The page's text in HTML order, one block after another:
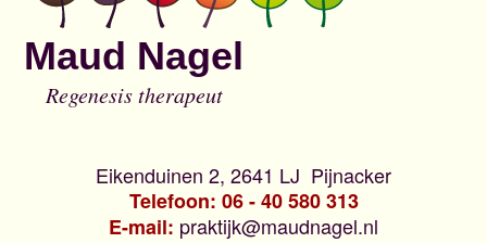
Maud Nagel
Regenesis therapeut
Eikenduinen 2, 2641 LJ Pijnacker
Telefoon: 06 - 40 580 313
E-mail: praktijk@maudnagel.nl